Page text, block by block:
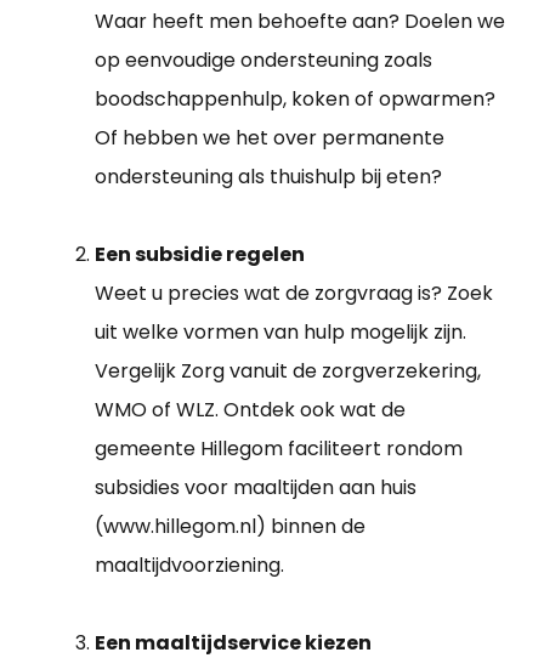
Waar heeft men behoefte aan? Doelen we
op eenvoudige ondersteuning zoals
boodschappenhulp, koken of opwarmen?
Of hebben we het over permanente
ondersteuning als thuishulp bij eten?
Een subsidie regelen
Weet u precies wat de zorgvraag is? Zoek
uit welke vormen van hulp mogelijk zijn.
Vergelijk Zorg vanuit de zorgverzekering,
WMO of WLZ. Ontdek ook wat de
gemeente Hillegom faciliteert rondom
subsidies voor maaltijden aan huis
(www.hillegom.nl) binnen de
maaltijdvoorziening.
Een maaltijdservice kiezen